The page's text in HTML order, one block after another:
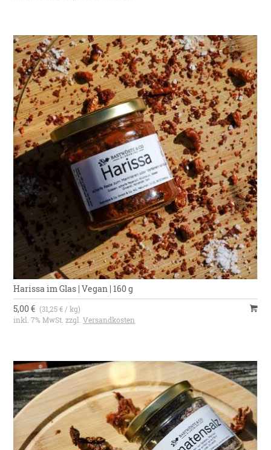
Harissa im Glas | Vegan | 160 g
5,00 € (31,25 € / kg)
inkl. 7% MwSt. zzgl.Versandkosten